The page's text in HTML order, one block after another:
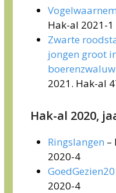
Hak-al 2021-1
Zwarte
jongen groot
2021. Hak-al
Hak-al 2020,
Ringslangen –
2020-4
2020-4